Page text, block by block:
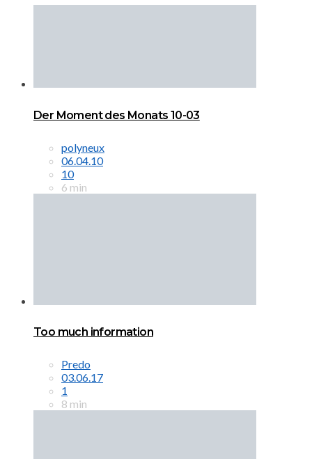
Der Moment des Monats 10-03
polyneux
06.04.10
10
6 min
Too much information
Predo
03.06.17
1
8 min